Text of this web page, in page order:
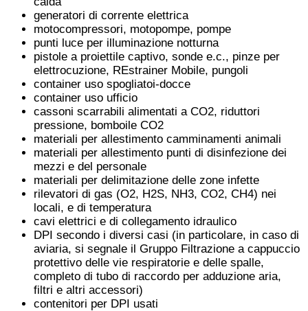
generatori di corrente elettrica
motocompressori, motopompe, pompe
punti luce per illuminazione notturna
pistole a proiettile captivo, sonde e.c., pinze per
elettrocuzione, REstrainer Mobile, pungoli
container uso spogliatoi-docce
container uso ufficio
cassoni scarrabili alimentati a CO2, riduttori
pressione, bomboile CO2
materiali per allestimento camminamenti animali
materiali per allestimento punti di disinfezione dei
mezzi e del personale
materiali per delimitazione delle zone infette
rilevatori di gas (O2, H2S, NH3, CO2, CH4) nei
locali, e di temperatura
cavi elettrici e di collegamento idraulico
DPI secondo i diversi casi (in particolare, in caso di
aviaria, si segnale il Gruppo Filtrazione a cappuccio
protettivo delle vie respiratorie e delle spalle,
completo di tubo di raccordo per adduzione aria,
filtri e altri accessori)
contenitori per DPI usati